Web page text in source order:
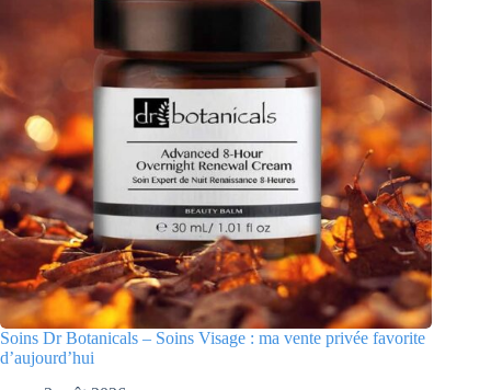
Soins Dr Botanicals – Soins Visage : ma vente privée favorite
d’aujourd’hui